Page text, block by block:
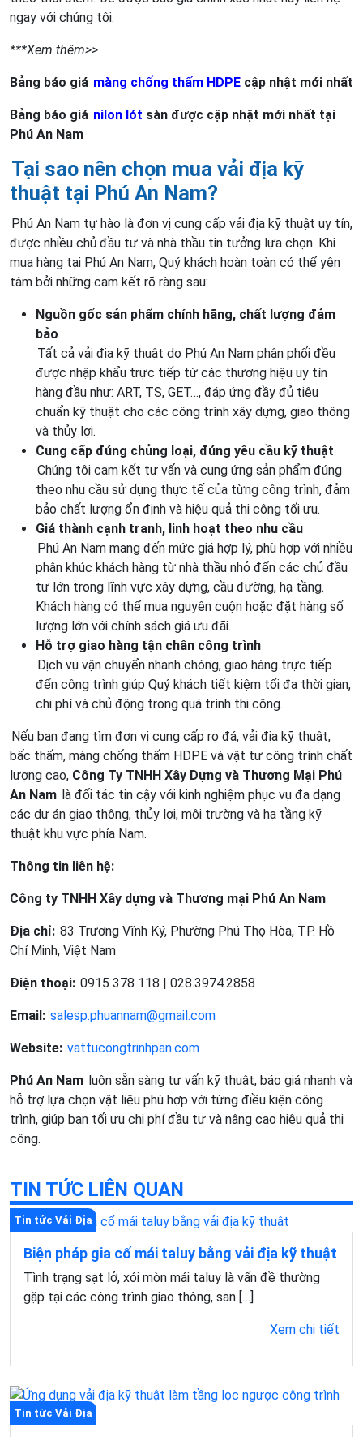
ngay với chúng tôi.
***Xem thêm>>
Bảng báo giá màng chống thấm HDPE cập nhật mới nhất
Bảng báo giá nilon lót sàn được cập nhật mới nhất tại
Phú An Nam
Tại sao nên chọn mua vải địa kỹ
thuật tại Phú An Nam?
Phú An Nam tự hào là đơn vị cung cấp vải địa kỹ thuật uy tín,
được nhiều chủ đầu tư và nhà thầu tin tưởng lựa chọn. Khi
mua hàng tại Phú An Nam, Quý khách hoàn toàn có thể yên
tâm bởi những cam kết rõ ràng sau:
Nguồn gốc sản phẩm chính hãng, chất lượng đảm
bảo
Tất cả vải địa kỹ thuật do Phú An Nam phân phối đều
được nhập khẩu trực tiếp từ các thương hiệu uy tín
hàng đầu như: ART, TS, GET…, đáp ứng đầy đủ tiêu
chuẩn kỹ thuật cho các công trình xây dựng, giao thông
và thủy lợi.
Cung cấp đúng chủng loại, đúng yêu cầu kỹ thuật
Chúng tôi cam kết tư vấn và cung ứng sản phẩm đúng
theo nhu cầu sử dụng thực tế của từng công trình, đảm
bảo chất lượng ổn định và hiệu quả thi công tối ưu.
Giá thành cạnh tranh, linh hoạt theo nhu cầu
Phú An Nam mang đến mức giá hợp lý, phù hợp với nhiều
phân khúc khách hàng từ nhà thầu nhỏ đến các chủ đầu
tư lớn trong lĩnh vực xây dựng, cầu đường, hạ tầng.
Khách hàng có thể mua nguyên cuộn hoặc đặt hàng số
lượng lớn với chính sách giá ưu đãi.
Hỗ trợ giao hàng tận chân công trình
Dịch vụ vận chuyển nhanh chóng, giao hàng trực tiếp
đến công trình giúp Quý khách tiết kiệm tối đa thời gian,
chi phí và chủ động trong quá trình thi công.
Nếu bạn đang tìm đơn vị cung cấp rọ đá, vải địa kỹ thuật,
bấc thấm, màng chống thấm HDPE và vật tư công trình chất
lượng cao, Công Ty TNHH Xây Dựng và Thương Mại Phú
An Nam là đối tác tin cậy với kinh nghiệm phục vụ đa dạng
các dự án giao thông, thủy lợi, môi trường và hạ tầng kỹ
thuật khu vực phía Nam.
Thông tin liên hệ:
Công ty TNHH Xây dựng và Thương mại Phú An Nam
Địa chỉ: 83 Trương Vĩnh Ký, Phường Phú Thọ Hòa, TP. Hồ
Chí Minh, Việt Nam
Điện thoại: 0915 378 118 | 028.3974.2858
Email: salesp.phuannam@gmail.com
Website: vattucongtrinhpan.com
Phú An Nam luôn sẵn sàng tư vấn kỹ thuật, báo giá nhanh và
hỗ trợ lựa chọn vật liệu phù hợp với từng điều kiện công
trình, giúp bạn tối ưu chi phí đầu tư và nâng cao hiệu quả thi
công.
TIN TỨC LIÊN QUAN
Tin tức Vải Địa
Biện pháp gia cố mái taluy bằng vải địa kỹ thuật
Tình trạng sạt lở, xói mòn mái taluy là vấn đề thường
gặp tại các công trình giao thông, san […]
Xem chi tiết
Tin tức Vải Địa